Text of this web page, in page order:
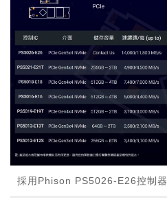
採用Phison PS5026-E26控制器